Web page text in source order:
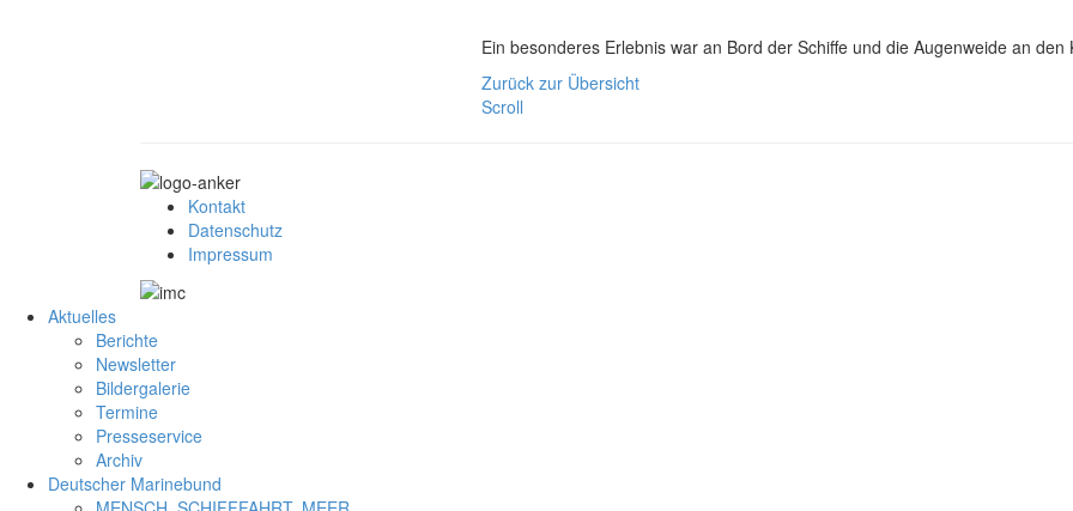
Ein besonderes Erlebnis war an Bord der Schiffe und die Augenweide an den
Zurück zur Übersicht
Scroll
Kontakt
Datenschutz
Impressum
Aktuelles
Berichte
Newsletter
Bildergalerie
Termine
Presseservice
Archiv
Deutscher Marinebund